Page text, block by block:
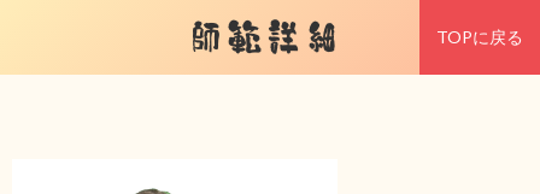
師範詳細 TOPに戻る